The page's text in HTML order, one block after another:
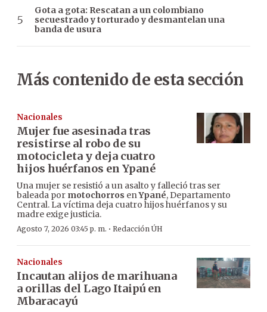
Gota a gota: Rescatan a un colombiano
secuestrado y torturado y desmantelan una
banda de usura
Más contenido de esta sección
Nacionales
Mujer fue asesinada tras
resistirse al robo de su
motocicleta y deja cuatro
hijos huérfanos en Ypané
Una mujer se resistió a un asalto y falleció tras ser
baleada por motochorros enYpané, Departamento
Central. La víctima deja cuatro hijos huérfanos y su
madre exige justicia.
Agosto 7, 2026 03:45 p. m. · Redacción ÚH
Nacionales
Incautan alijos de marihuana
a orillas del Lago Itaipú en
Mbaracayú